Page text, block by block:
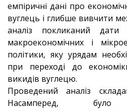
емпіричні дані про
вуглець і глибше вивчити
аналіз покликаний
макроекономічних і
політики, яку урядам
при переході до
викидів вуглецю.
Проведений аналіз
Насамперед, було